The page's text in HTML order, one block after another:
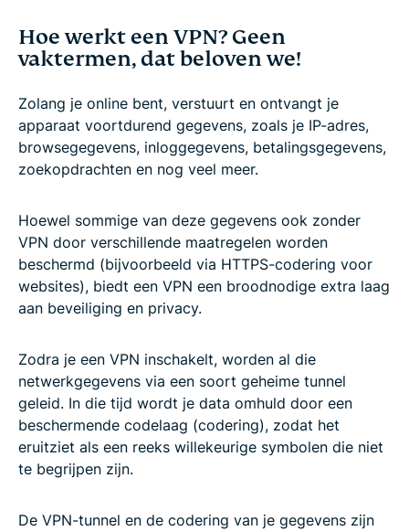
Hoe werkt een VPN? Geen
vaktermen, dat beloven we!
Zolang je online bent, verstuurt en ontvangt je
apparaat voortdurend gegevens, zoals je IP-adres,
browsegegevens, inloggegevens, betalingsgegevens,
zoekopdrachten en nog veel meer.
Hoewel sommige van deze gegevens ook zonder
VPN door verschillende maatregelen worden
beschermd (bijvoorbeeld via HTTPS-codering voor
websites), biedt een VPN een broodnodige extra laag
aan beveiliging en privacy.
Zodra je een VPN inschakelt, worden al die
netwerkgegevens via een soort geheime tunnel
geleid. In die tijd wordt je data omhuld door een
beschermende codelaag (codering), zodat het
eruitziet als een reeks willekeurige symbolen die niet
te begrijpen zijn.
De VPN-tunnel en de codering van je gegevens zijn